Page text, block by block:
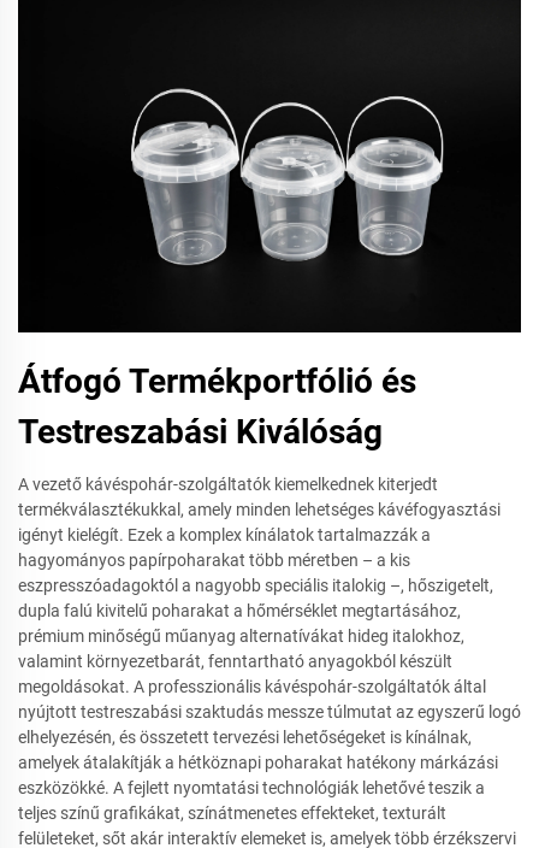
Átfogó Termékportfólió és
Testreszabási Kiválóság
A vezető kávéspohár-szolgáltatók kiemelkednek kiterjedt
termékválasztékukkal, amely minden lehetséges kávéfogyasztási
igényt kielégít. Ezek a komplex kínálatok tartalmazzák a
hagyományos papírpoharakat több méretben – a kis
eszpresszóadagoktól a nagyobb speciális italokig –, hőszigetelt,
dupla falú kivitelű poharakat a hőmérséklet megtartásához,
prémium minőségű műanyag alternatívákat hideg italokhoz,
valamint környezetbarát, fenntartható anyagokból készült
megoldásokat. A professzionális kávéspohár-szolgáltatók által
nyújtott testreszabási szaktudás messze túlmutat az egyszerű logó
elhelyezésén, és összetett tervezési lehetőségeket is kínálnak,
amelyek átalakítják a hétköznapi poharakat hatékony márkázási
eszközökké. A fejlett nyomtatási technológiák lehetővé teszik a
teljes színű grafikákat, színátmenetes effekteket, texturált
felületeket, sőt akár interaktív elemeket is, amelyek több érzékszervi